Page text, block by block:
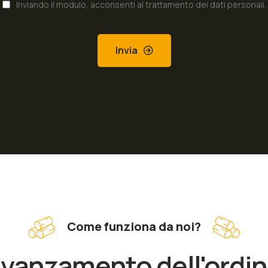
Inviando il modulo, acconsenti al trattamento dei dati personali.
Invia
Come funziona da noi?